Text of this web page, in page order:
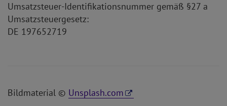
Umsatzsteuer-Identifikationsnummer gemäß §27 a
Umsatzsteuergesetz:
DE 197652719
Bildmaterial © Unsplash.com